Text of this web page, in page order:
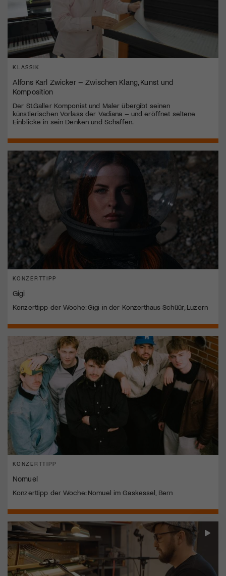
KLASSIK
Alfons Karl Zwicker – Zwischen Klang, Kunst und
Komposition
Der St.Galler Komponist und Maler übergibt seinen
künstlerischen Vorlass der Vadiana – und eröffnet seltene
Einblicke in sein Denken und Schaffen.
KONZERTTIPP
Gigi
Konzerttipp der Woche: Gigi in der Konzerthaus Schüür, Luzern
KONZERTTIPP
Nomuel
Konzerttipp der Woche: Nomuel im Gaskessel, Bern